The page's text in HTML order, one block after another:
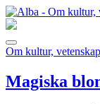
Om kultur,
Magiska